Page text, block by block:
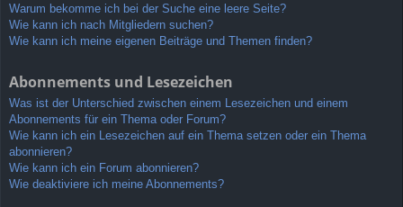
Warum bekomme ich bei der Suche eine leere Seite?
Wie kann ich nach Mitgliedern suchen?
Wie kann ich meine eigenen Beiträge und Themen finden?
Abonnements und Lesezeichen
Was ist der Unterschied zwischen einem Lesezeichen und einem
Abonnements für ein Thema oder Forum?
Wie kann ich ein Lesezeichen auf ein Thema setzen oder ein Thema
abonnieren?
Wie kann ich ein Forum abonnieren?
Wie deaktiviere ich meine Abonnements?